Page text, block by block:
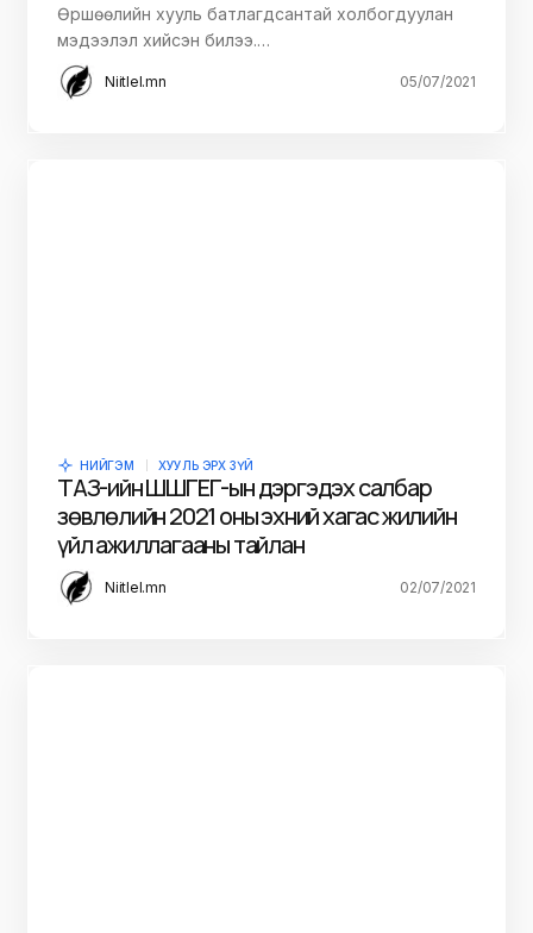
Өршөөлийн хууль батлагдсантай холбогдуулан
мэдээлэл хийсэн билээ.…
Niitlel.mn 05/07/2021
НИЙГЭМ ХУУЛЬ ЭРХ ЗҮЙ
ТАЗ-ийн ШШГЕГ-ын дэргэдэх салбар
зөвлөлийн 2021 оны эхний хагас жилийн
үйл ажиллагааны тайлан
Niitlel.mn 02/07/2021